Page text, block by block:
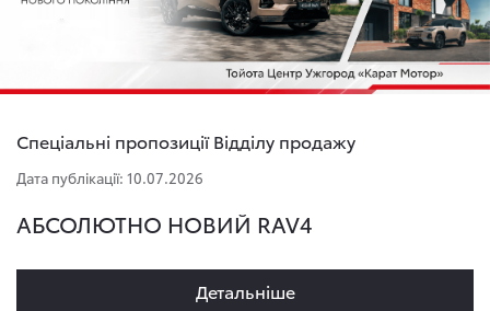
Спеціальні пропозиції Відділу продажу
Дата публікації: 10.07.2026
АБСОЛЮТНО НОВИЙ RAV4
Детальнiше